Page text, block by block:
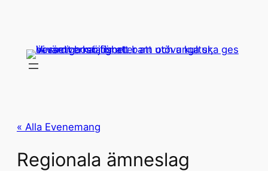
« Alla Evenemang
Regionala ämneslag